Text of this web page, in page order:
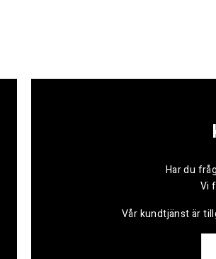
Har du
Vi
Vår kundtjänst är